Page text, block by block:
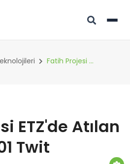
Fatih Projesi ETZ'de Atılan Etkileyici 101 Twit
ETZ'de Atılan
Twit